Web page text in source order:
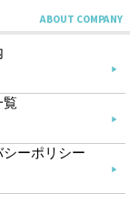
覧
シーポリシー